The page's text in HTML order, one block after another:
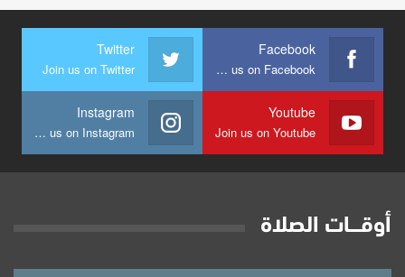
Facebook
Join us on Facebook
Twitter
Join us on Twitter
Youtube
Join us on Youtube
Instagram
Join us on Instagram
أوقــــات الصلاة